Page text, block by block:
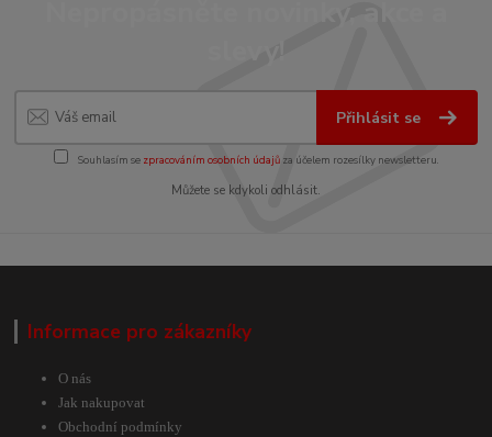
Přihlásit se
Souhlasím se zpracováním osobních údajůza účelem rozesílky newsletteru.
Můžete se kdykoli odhlásit.
Informace pro zákazníky
O nás
Jak nakupovat
Obchodní podmínky